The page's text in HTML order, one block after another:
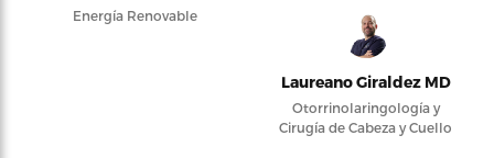
Energía Renovable
Laureano Giraldez MD
Otorrinolaringología y
Cirugía de Cabeza y Cuello